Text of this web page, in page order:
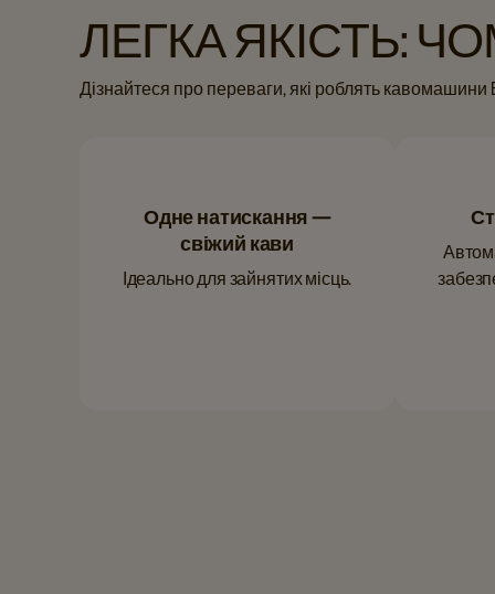
ЛЕГКА ЯКІСТЬ:
Дізнайтеся про переваги, які роблять
Одне натискання —
свіжий кави
Ідеально для зайнятих місць.